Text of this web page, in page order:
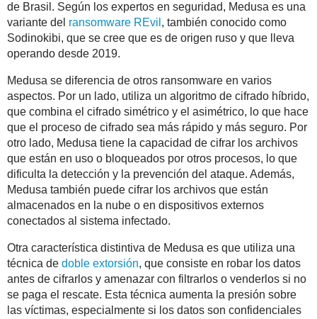
de Brasil. Según los expertos en seguridad, Medusa es una
variante del ransomware REvil , también conocido como
Sodinokibi, que se cree que es de origen ruso y que lleva
operando desde 2019.
Medusa se diferencia de otros ransomware en varios
aspectos. Por un lado, utiliza un algoritmo de cifrado híbrido,
que combina el cifrado simétrico y el asimétrico, lo que hace
que el proceso de cifrado sea más rápido y más seguro. Por
otro lado, Medusa tiene la capacidad de cifrar los archivos
que están en uso o bloqueados por otros procesos, lo que
dificulta la detección y la prevención del ataque. Además,
Medusa también puede cifrar los archivos que están
almacenados en la nube o en dispositivos externos
conectados al sistema infectado.
Otra característica distintiva de Medusa es que utiliza una
técnica de doble extorsión, que consiste en robar los datos
antes de cifrarlos y amenazar con filtrarlos o venderlos si no
se paga el rescate. Esta técnica aumenta la presión sobre
las víctimas, especialmente si los datos son confidenciales